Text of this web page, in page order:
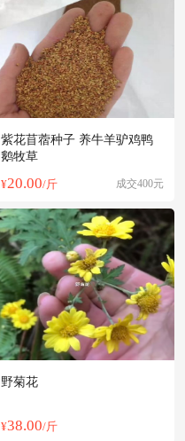
紫花苜蓿种子 养牛羊驴鸡鸭
鹅牧草
¥20.00/斤 成交400元
野菊花
¥38.00/斤